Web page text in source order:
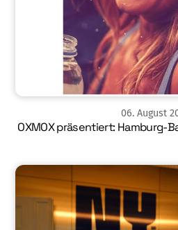
06. August
OXMOX präsentiert: Hamburg-